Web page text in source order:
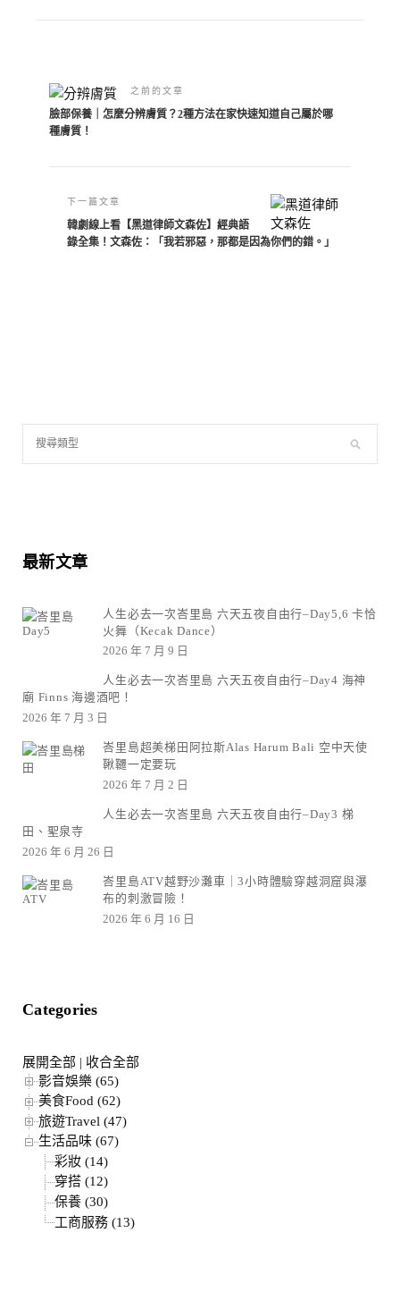
之前的文章
臉部保養｜怎麼分辨膚質？2種方法在家快速知道自己屬於哪
種膚質！
下一篇文章
韓劇線上看【黑道律師文森佐】經典語
錄全集！文森佐：「我若邪惡，那都是因為你們的錯。」
最新文章
人生必去一次峇里島 六天五夜自由行–Day5,6 卡恰
火舞（Kecak Dance）
2026 年 7 月 9 日
人生必去一次峇里島 六天五夜自由行–Day4 海神
廟 Finns 海邊酒吧！
2026 年 7 月 3 日
峇里島超美梯田阿拉斯Alas Harum Bali 空中天使
鞦韆一定要玩
2026 年 7 月 2 日
人生必去一次峇里島 六天五夜自由行–Day3 梯
田、聖泉寺
2026 年 6 月 26 日
峇里島ATV越野沙灘車｜3小時體驗穿越洞窟與瀑
布的刺激冒險！
2026 年 6 月 16 日
Categories
展開全部 | 收合全部
影音娛樂 (65)
美食Food (62)
旅遊Travel (47)
生活品味 (67)
彩妝 (14)
穿搭 (12)
保養 (30)
工商服務 (13)